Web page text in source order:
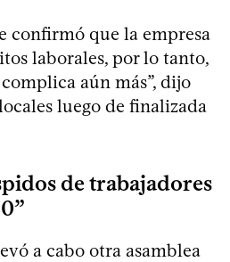
confirmó que la empresa
laborales, por lo tanto,
aún más”, dijo
luego de finalizada
de trabajadores
a cabo otra asamblea